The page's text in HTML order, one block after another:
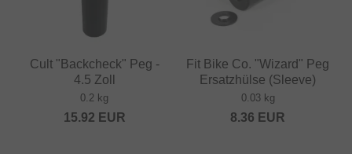
Cult "Backcheck" Peg -
4.5 Zoll
0.2 kg
15.92 EUR
Fit Bike Co. "Wizard" Peg
Ersatzhülse (Sleeve)
0.03 kg
8.36 EUR